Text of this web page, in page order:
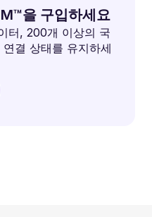
을 구입하세요
터, 200개 이상의 국
결 상태를 유지하세